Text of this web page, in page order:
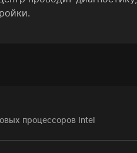
процессоров Intel